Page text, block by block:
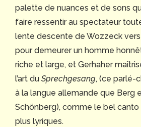
palette de nuances et de sons
faire ressentir au spectateur
lente descente de Wozzeck
pour demeurer un homme
riche et large, et Gerhaher
l’art du Sprechgesang, (ce parlé-
à la langue allemande que Berg
Schönberg), comme le bel canto
plus lyriques.